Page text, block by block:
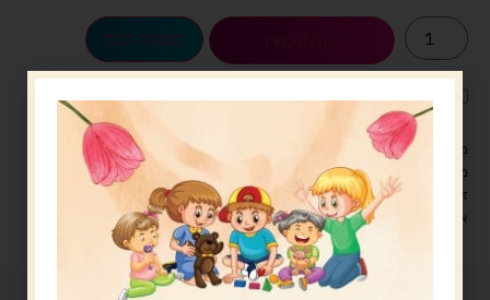
הוספה לסל
לארוז את המוצר באריזת מתנה5.00 ש"ח ?
מעל 329 ש"ח, משלוח עם שליח עד הבית חינם! – 0 ₪
משלוח עם שליח עד הבית: 29 ש"ח
זמן אספקה: עד 4 ימי עסקים.
איסוף עצמי: מ"ביתר טויס" רחוב בניין דוד 18, ביתר עילית.